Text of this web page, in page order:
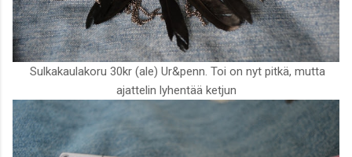
Sulkakaulakoru 30kr (ale) Ur&penn. Toi on nyt pitkä, mutta
ajattelin lyhentää ketjun